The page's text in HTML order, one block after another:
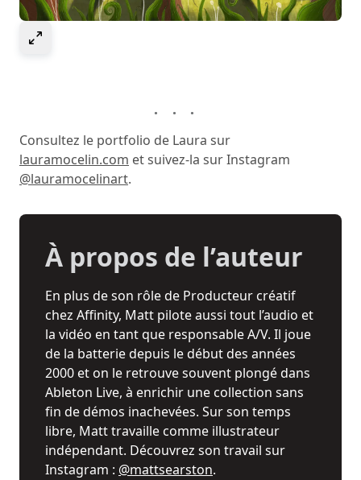
Consultez le portfolio de Laura sur
lauramocelin.com et suivez-la sur Instagram
@lauramocelinart.
À propos de l’auteur
En plus de son rôle de Producteur créatif
chez Affinity, Matt pilote aussi tout l’audio et
la vidéo en tant que responsable A/V. Il joue
de la batterie depuis le début des années
2000 et on le retrouve souvent plongé dans
Ableton Live, à enrichir une collection sans
fin de démos inachevées. Sur son temps
libre, Matt travaille comme illustrateur
indépendant. Découvrez son travail sur
Instagram : @mattsearston.